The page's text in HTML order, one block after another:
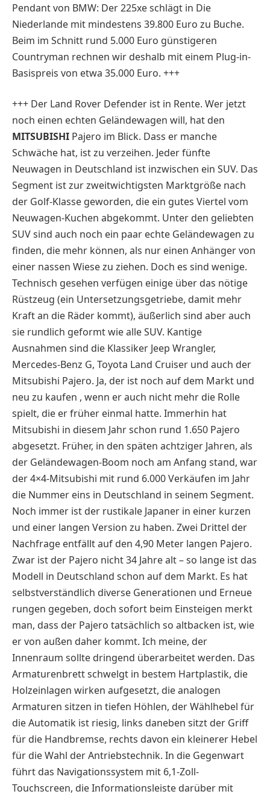
Pendant von BMW: Der 225xe schlägt in Die
Niederlande mit mindestens 39.800 Euro zu Buche.
Beim im Schnitt rund 5.000 Euro günstigeren
Countryman rechnen wir deshalb mit einem Plug-in-
Basispreis von etwa 35.000 Euro. +++
+++ Der Land Rover Defender ist in Rente. Wer jetzt
noch einen echten Geländewagen will, hat den
MITSUBISHI Pajero im Blick. Dass er manche
Schwäche hat, ist zu verzeihen. Jeder fünfte
Neuwagen in Deutschland ist inzwischen ein SUV. Das
Segment ist zur zweitwichtigsten Marktgröße nach
der Golf-Klasse geworden, die ein gutes Viertel vom
Neuwagen-Kuchen abgekommt. Unter den geliebten
SUV sind auch noch ein paar echte Geländewagen zu
finden, die mehr können, als nur einen Anhänger von
einer nassen Wiese zu ziehen. Doch es sind wenige.
Technisch gesehen verfügen einige über das nötige
Rüstzeug (ein Untersetzungsgetriebe, damit mehr
Kraft an die Räder kommt), äußerlich sind aber auch
sie rundlich geformt wie alle SUV. Kantige
Ausnahmen sind die Klassiker Jeep Wrangler,
Mercedes-Benz G, Toyota Land Cruiser und auch der
Mitsubishi Pajero. Ja, der ist noch auf dem Markt und
neu zu kaufen , wenn er auch nicht mehr die Rolle
spielt, die er früher einmal hatte. Immerhin hat
Mitsubishi in diesem Jahr schon rund 1.650 Pajero
abgesetzt. Früher, in den späten achtziger Jahren, als
der Geländewagen-Boom noch am Anfang stand, war
der 4×4-Mitsubishi mit rund 6.000 Verkäufen im Jahr
die Nummer eins in Deutschland in seinem Segment.
Noch immer ist der rustikale Japaner in einer kurzen
und einer langen Version zu haben. Zwei Drittel der
Nachfrage entfällt auf den 4,90 Meter langen Pajero.
Zwar ist der Pajero nicht 34 Jahre alt – so lange ist das
Modell in Deutschland schon auf dem Markt. Es hat
selbstverständlich diverse Generationen und Erneue
rungen gegeben, doch sofort beim Einsteigen merkt
man, dass der Pajero tatsächlich so altbacken ist, wie
er von außen daher kommt. Ich meine, der
Innenraum sollte dringend überarbeitet werden. Das
Armaturenbrett schwelgt in bestem Hartplastik, die
Holzeinlagen wirken aufgesetzt, die analogen
Armaturen sitzen in tiefen Höhlen, der Wählhebel für
die Automatik ist riesig, links daneben sitzt der Griff
für die Handbremse, rechts davon ein kleinerer Hebel
für die Wahl der Antriebstechnik. In die Gegenwart
führt das Navigationssystem mit 6,1-Zoll-
Touchscreen, die Informationsleiste darüber mit